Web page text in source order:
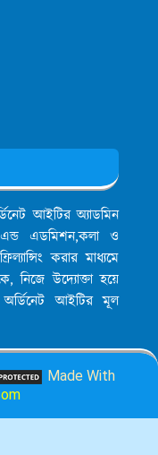
আইটির অ্যাডমিন
এডমিশন,কলা ও
করার মাধ্যমে
নিজে উদ্যোক্তা হয়ে
অর্ডিনেট আইটির মূল
Made With